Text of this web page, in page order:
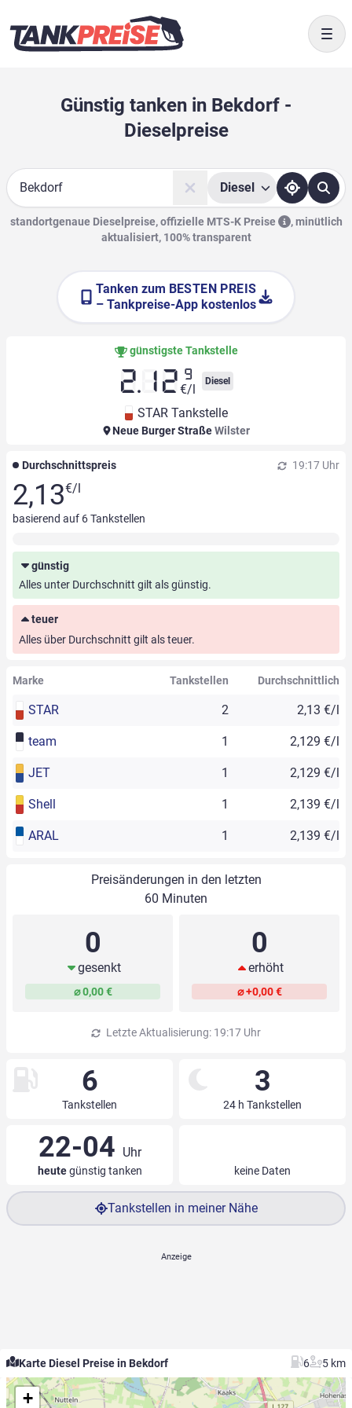
Günstig tanken in Bekdorf -
Dieselpreise
Suche
Diesel
standortgenaue Dieselpreise, offizielle MTS-K Preise ,minütlich
aktualisiert, 100% transparent
Tanken zum BESTEN PREIS
– Tankpreise-App kostenlos
günstigste Tankstelle
2.12 9
€/l
Diesel
STAR Tankstelle
Neue Burger StraßeWilster
Durchschnittspreis 19:17 Uhr
2,13€/l
basierend auf 6Tankstellen
günstig
Alles unter Durchschnitt gilt als günstig.
teuer
Alles über Durchschnitt gilt als teuer.
Marke Tankstellen Durchschnittlich
STAR 2 2,13 €/l
team 1 2,129 €/l
JET 1 2,129 €/l
Shell 1 2,139 €/l
ARAL 1 2,139 €/l
Preisänderungen in den letzten
60 Minuten
0
gesenkt
⌀ 0,00 €
0
erhöht
⌀ +0,00 €
Letzte Aktualisierung: 19:17 Uhr
6
Tankstellen
3
24 h Tankstellen
22-04 Uhr
heutegünstig tanken keine Daten
Tankstellen in meiner Nähe
Karte Diesel Preise in Bekdorf 6 5 km
+